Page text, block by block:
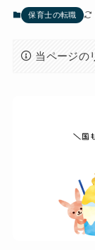
保育士の転職
当ページの